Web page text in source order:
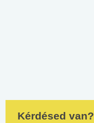
Kérdésed van?